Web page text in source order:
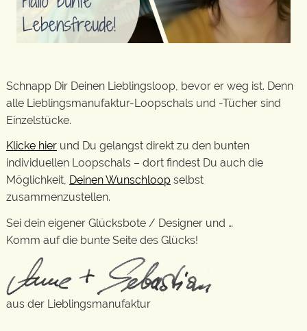
Schnapp Dir Deinen Lieblingsloop, bevor er weg ist. Denn
alle Lieblingsmanufaktur-Loopschals und -Tücher sind
Einzelstücke.
Klicke hier und Du gelangst direkt zu den bunten
individuellen Loopschals – dort findest Du auch die
Möglichkeit, Deinen Wunschloop selbst
zusammenzustellen.
Sei dein eigener Glücksbote / Designer und …
Komm auf die bunte Seite des Glücks!
aus der Lieblingsmanufaktur